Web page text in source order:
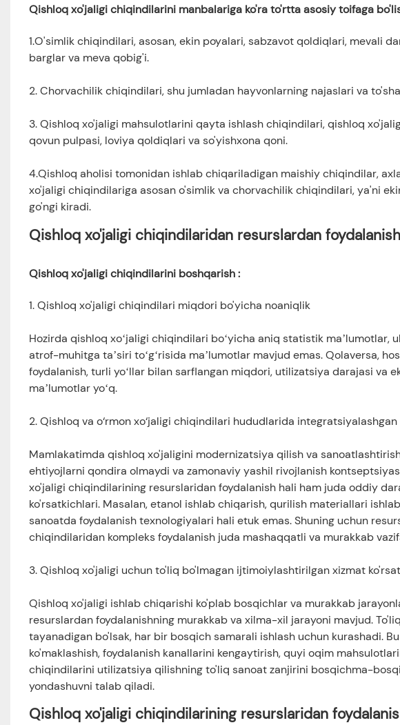
Qishloq xo'jaligi chiqindilarini manbalariga ko'ra to'rtta asosiy toifaga
1.O'simlik chiqindilari, asosan, ekin poyalari, sabzavot qoldiqlari, mevali
barglar va meva qobig'i.
2. Chorvachilik chiqindilari, shu jumladan hayvonlarning najaslari va
3. Qishloq xo'jaligi mahsulotlarini qayta ishlash chiqindilari, qishloq
qovun pulpasi, loviya qoldiqlari va so'yishxona qoni.
4.Qishloq aholisi tomonidan ishlab chiqariladigan maishiy chiqindilar,
xo'jaligi chiqindilariga asosan o'simlik va chorvachilik chiqindilari, ya'ni
go'ngi kiradi.
Qishloq xo'jaligi chiqindilaridan resurslardan
Qishloq xo'jaligi chiqindilarini boshqarish:
1. Qishloq xo'jaligi chiqindilari miqdori bo'yicha noaniqlik
Hozirda qishloq xoʻjaligi chiqindilari boʻyicha aniq statistik
atrof-muhitga taʼsiri toʻgʻrisida maʼlumotlar mavjud emas. Qolaversa,
foydalanish, turli yoʻllar bilan sarflangan miqdori, utilizatsiya darajasi va
maʼlumotlar yoʻq.
2. Qishloq va o‘rmon xo‘jaligi chiqindilari hududlarida
Mamlakatimda qishloq xo'jaligini modernizatsiya qilish va
ehtiyojlarni qondira olmaydi va zamonaviy yashil rivojlanish
xo'jaligi chiqindilarining resurslaridan foydalanish hali ham juda oddiy
ko'rsatkichlari. Masalan, etanol ishlab chiqarish, qurilish materiallari
sanoatda foydalanish texnologiyalari hali etuk emas. Shuning uchun
chiqindilaridan kompleks foydalanish juda mashaqqatli va murakkab
3. Qishloq xo'jaligi uchun to'liq bo'lmagan ijtimoiylashtirilgan xizmat
Qishloq xo'jaligi ishlab chiqarishi ko'plab bosqichlar va murakkab
resurslardan foydalanishning murakkab va xilma-xil jarayoni mavjud.
tayanadigan bo'lsak, har bir bosqich samarali ishlash uchun kurashadi.
ko'maklashish, foydalanish kanallarini kengaytirish, quyi oqim
chiqindilarini utilizatsiya qilishning to'liq sanoat zanjirini bosqichma-
yondashuvni talab qiladi.
Qishloq xo'jaligi chiqindilarining resurslaridan